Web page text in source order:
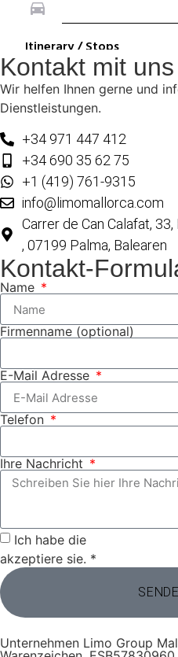
Kontakt mit uns
Wir helfen Ihnen gerne und
Dienstleistungen.
+34 971 447 412
+34 690 35 62 75
+1 (419) 761-9315
info@limomallorca.com
Carrer de Can Calafat,
, 07199 Palma, Balearen
Kontakt-
Name
Firmenname (optional)
E-Mail Adresse
Telefon
Ihre Nachricht
Ich habe die
akzeptiere sie. *
Unternehmen Limo Group